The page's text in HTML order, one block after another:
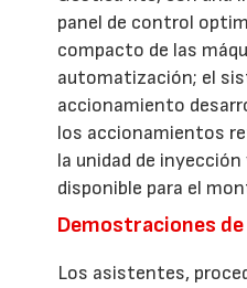
panel de control
compacto de las
automatización; el
accionamiento
los accionamientos
la unidad de
disponible para el
Demostraciones
Los asistentes,